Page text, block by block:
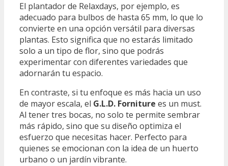
El plantador de Relaxdays, por ejemplo, es
adecuado para bulbos de hasta 65 mm, lo que lo
convierte en una opción versátil para diversas
plantas. Esto significa que no estarás limitado
solo a un tipo de flor, sino que podrás
experimentar con diferentes variedades que
adornarán tu espacio.
En contraste, si tu enfoque es más hacia un uso
de mayor escala, el G.L.D. Forniture es un must.
Al tener tres bocas, no solo te permite sembrar
más rápido, sino que su diseño optimiza el
esfuerzo que necesitas hacer. Perfecto para
quienes se emocionan con la idea de un huerto
urbano o un jardín vibrante.